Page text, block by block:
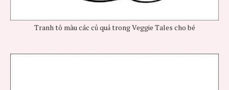
Tranh tô màu các củ quả trong Veggie Tales cho bé